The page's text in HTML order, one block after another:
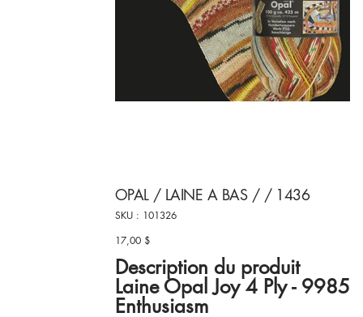
OPAL / LAINE A BAS / / 1436
SKU :
SKU
101326
101326
Prix
17,00 $
Description du produit
Laine Opal Joy 4 Ply - 9985
Enthusiasm